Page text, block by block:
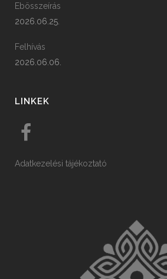
Ebösszeírás
2026.06.25.
Felhívás
2026.06.06.
LINKEK
Adatkezelési tájékoztató